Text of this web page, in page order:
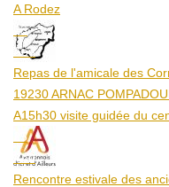
A Rodez
23
Aoû
Repas de l'amicale des
19230 ARNAC
A15h30 visite guidée du
25
Aoû
Rencontre estivale des